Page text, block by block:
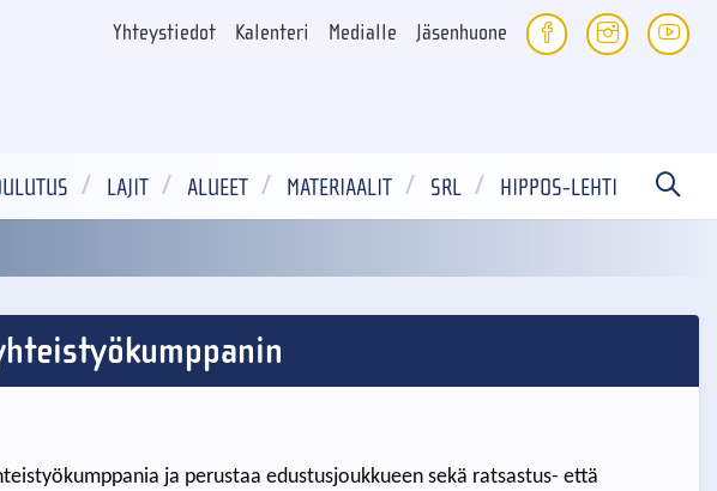
Yhteystiedot Kalenteri Medialle Jäsenhuone
LAJIT ALUEET MATERIAALIT SRL HIPPOS-LEHTI
ja perustaa edustusjoukkueen sekä ratsastus- että